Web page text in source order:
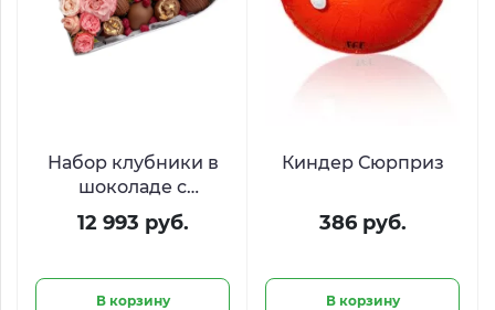
Набор клубники в
шоколаде с
малиной и
пионовидными
королевы​»
12 993 руб.
В корзину
Киндер Сюрприз
386 руб.
В корзину